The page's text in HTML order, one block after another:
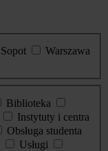
Sopot
Warszawa
Biblioteka
Instytuty i centra
Obsługa studenta
Usługi